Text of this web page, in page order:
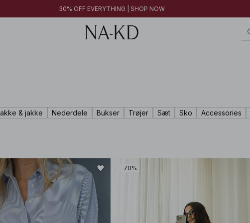
30% OFF EVERYTHING | SHOP NOW
FINAL SALE | SHOP NOW
30% OFF EVERYTHING | SHOP NOW
& jakke Nederdele Bukser Trøjer Sæt Sko Accessories
-70%